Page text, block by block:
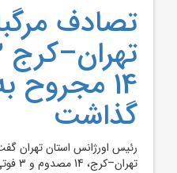
تصادف
14 مجروح
گذاشت
رئيس اورژانس استان تهران